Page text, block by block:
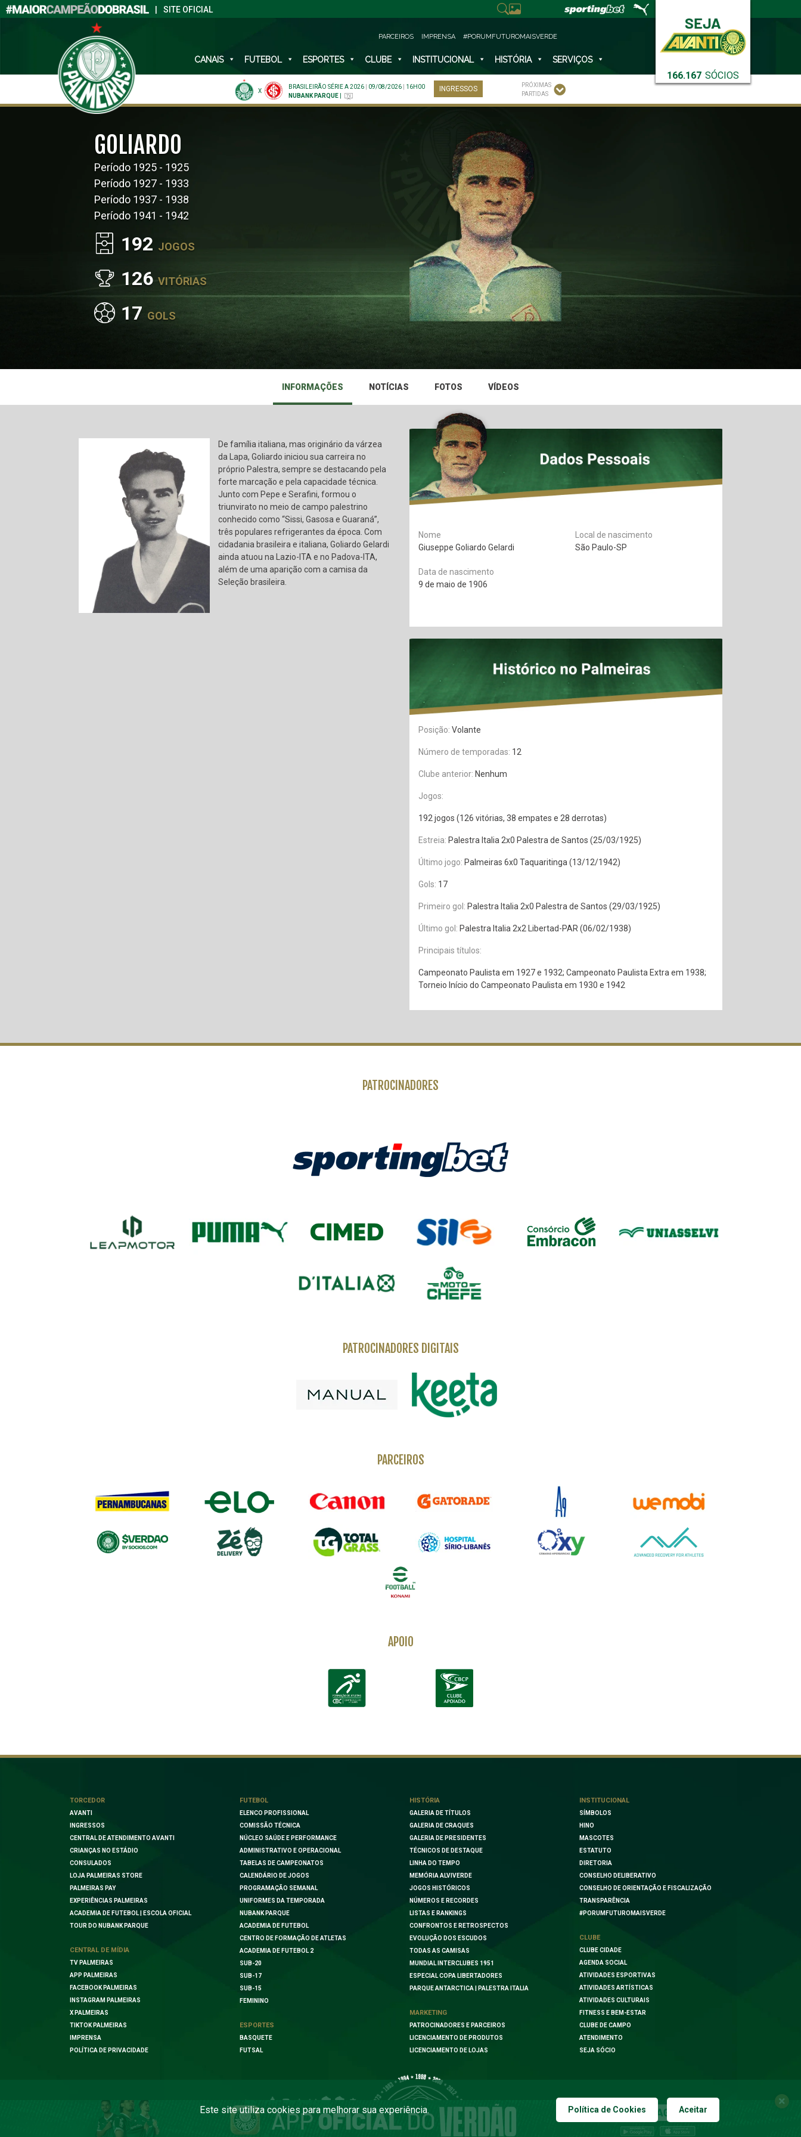
SITE OFICIAL
166.167 SÓCIOS
PARCEIROS IMPRENSA #PORUMFUTUROMAISVERDE
CANAIS FUTEBOL ESPORTES CLUBE INSTITUCIONAL HISTÓRIA SERVIÇOS
X
BRASILEIRÃO SÉRIE A 2026 09/08/2026
16H00
NUBANK PARQUE
INGRESSOS
PRÓXIMAS
PARTIDAS
GOLIARDO
Período 1925 - 1925
Período 1927 - 1933
Período 1937 - 1938
Período 1941 - 1942
192 JOGOS
126VITÓRIAS
17 GOLS
INFORMAÇÕES NOTÍCIAS FOTOS VÍDEOS
De família italiana, mas originário da várzea
da Lapa, Goliardo iniciou sua carreira no
próprio Palestra, sempre se destacando pela
forte marcação e pela capacidade técnica.
Junto com Pepe e Serafini, formou o
triunvirato no meio de campo palestrino
conhecido como “Sissi, Gasosa e Guaraná”,
três populares refrigerantes da época. Com
cidadania brasileira e italiana, Goliardo Gelardi
ainda atuou na Lazio-ITA e no Padova-ITA,
além de uma aparição com a camisa da
Seleção brasileira.
Nome
Giuseppe Goliardo Gelardi
Data de nascimento
9 de maio de 1906
Local de nascimento
São Paulo-SP
Posição: Volante
Número de temporadas: 12
Clube anterior: Nenhum
Jogos:
192 jogos (126 vitórias, 38 empates e 28 derrotas)
Estreia: Palestra Italia 2x0 Palestra de Santos (25/03/1925)
Último jogo: Palmeiras 6x0 Taquaritinga (13/12/1942)
Gols: 17
Primeiro gol: Palestra Italia 2x0 Palestra de Santos (29/03/1925)
Último gol: Palestra Italia 2x2 Libertad-PAR (06/02/1938)
Principais títulos:
Campeonato Paulista em 1927 e 1932; Campeonato Paulista Extra em 1938;
Torneio Início do Campeonato Paulista em 1930 e 1942
PATROCINADORES
PATROCINADORES DIGITAIS
PARCEIROS
APOIO
TORCEDOR
AVANTI
INGRESSOS
CENTRAL DE ATENDIMENTO AVANTI
CRIANÇAS NO ESTÁDIO
CONSULADOS
LOJA PALMEIRAS STORE
PALMEIRAS PAY
EXPERIÊNCIAS PALMEIRAS
ACADEMIA DE FUTEBOL | ESCOLA OFICIAL
TOUR DO NUBANK PARQUE
CENTRAL DE MÍDIA
TV PALMEIRAS
APP PALMEIRAS
FACEBOOK PALMEIRAS
INSTAGRAM PALMEIRAS
X PALMEIRAS
TIKTOK PALMEIRAS
IMPRENSA
POLÍTICA DE PRIVACIDADE
FUTEBOL
ELENCO PROFISSIONAL
COMISSÃO TÉCNICA
NÚCLEO SAÚDE E PERFORMANCE
ADMINISTRATIVO E OPERACIONAL
TABELAS DE CAMPEONATOS
CALENDÁRIO DE JOGOS
PROGRAMAÇÃO SEMANAL
UNIFORMES DA TEMPORADA
NUBANK PARQUE
ACADEMIA DE FUTEBOL
CENTRO DE FORMAÇÃO DE ATLETAS
ACADEMIA DE FUTEBOL 2
SUB-20
SUB-17
SUB-15
FEMININO
ESPORTES
BASQUETE
FUTSAL
HISTÓRIA
GALERIA DE TÍTULOS
GALERIA DE CRAQUES
GALERIA DE PRESIDENTES
TÉCNICOS DE DESTAQUE
LINHA DO TEMPO
MEMÓRIA ALVIVERDE
JOGOS HISTÓRICOS
NÚMEROS E RECORDES
LISTAS E RANKINGS
CONFRONTOS E RETROSPECTOS
EVOLUÇÃO DOS ESCUDOS
TODAS AS CAMISAS
MUNDIAL INTERCLUBES 1951
ESPECIAL COPA LIBERTADORES
PARQUE ANTARCTICA | PALESTRA ITALIA
MARKETING
PATROCINADORES E PARCEIROS
LICENCIAMENTO DE PRODUTOS
LICENCIAMENTO DE LOJAS
INSTITUCIONAL
SÍMBOLOS
HINO
MASCOTES
ESTATUTO
DIRETORIA
CONSELHO DELIBERATIVO
CONSELHO DE ORIENTAÇÃO E FISCALIZAÇÃO
TRANSPARÊNCIA
#PORUMFUTUROMAISVERDE
CLUBE
CLUBE CIDADE
AGENDA SOCIAL
ATIVIDADES ESPORTIVAS
ATIVIDADES ARTÍSTICAS
ATIVIDADES CULTURAIS
FITNESS E BEM-ESTAR
CLUBE DE CAMPO
ATENDIMENTO
SEJA SÓCIO
Este site utiliza cookies para melhorar sua experiência. Política de Cookies Aceitar